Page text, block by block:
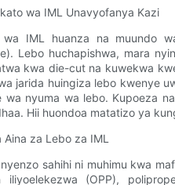
wa IML Unavyofanya Kazi
wa IML huanza na muundo
Lebo huchapishwa, mara
kwa die-cut na kuwekwa
jarida huingiza lebo kwenye
wa nyuma wa lebo. Kupoeza
Hii huondoa matatizo ya
za Lebo za IML
sahihi ni muhimu kwa
iliyoelekezwa (OPP),